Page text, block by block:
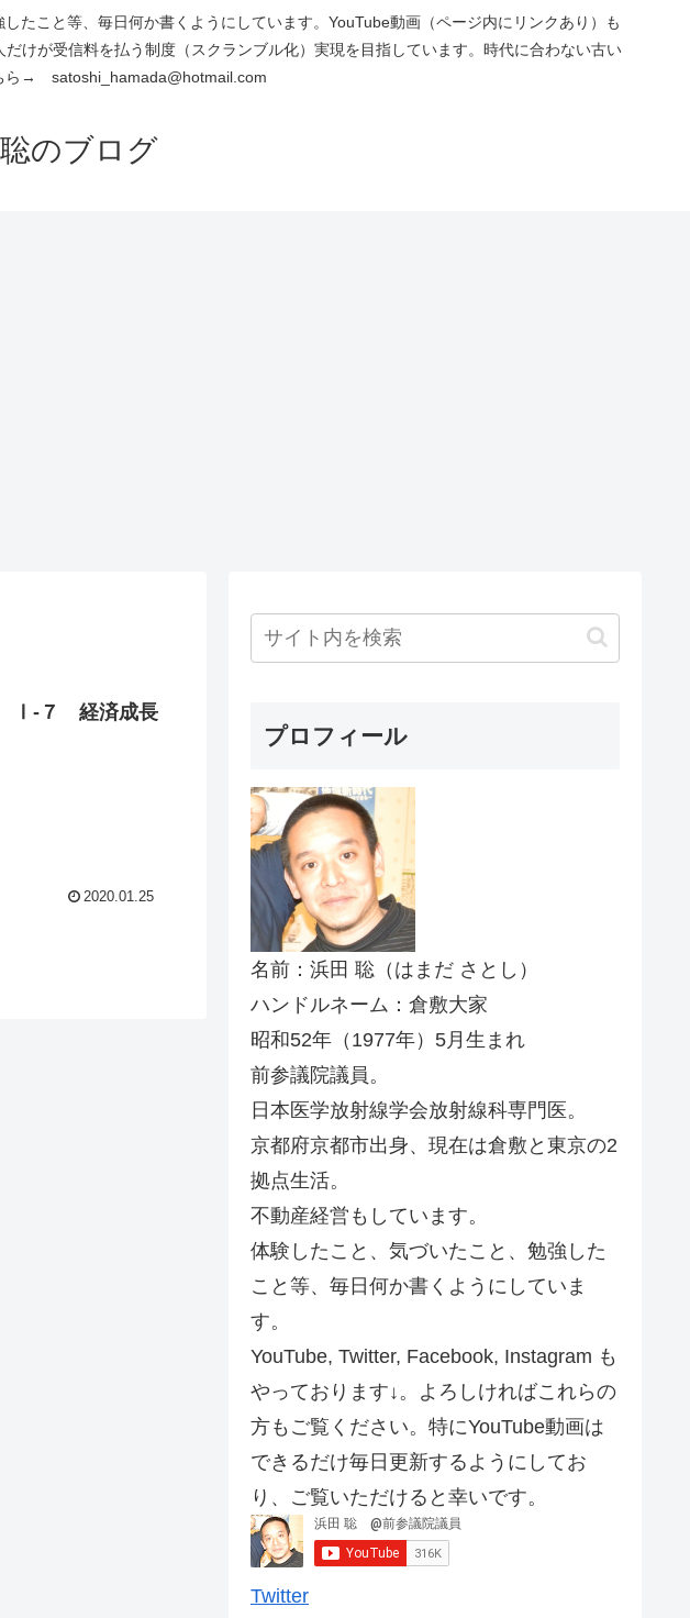
たこと等、毎日何か書くようにしています。YouTube動画（ページ内にリンクあり）も
けが受信料を払う制度（スクランブル化）実現を目指しています。時代に合わない古い
ら→ satoshi_hamada@hotmail.com
のブログ
Ⅰ-７ 経済成長
2020.01.25
プロフィール
名前：浜田 聡（はまだ さとし）
ハンドルネーム：倉敷大家
昭和52年（1977年）5月生まれ
前参議院議員。
日本医学放射線学会放射線科専門医。
京都府京都市出身、現在は倉敷と東京の2
拠点生活。
不動産経営もしています。
体験したこと、気づいたこと、勉強した
こと等、毎日何か書くようにしていま
す。
YouTube, Twitter, Facebook, Instagram も
やっております↓。よろしければこれらの
方もご覧ください。特にYouTube動画は
できるだけ毎日更新するようにしてお
り、ご覧いただけると幸いです。
Twitter